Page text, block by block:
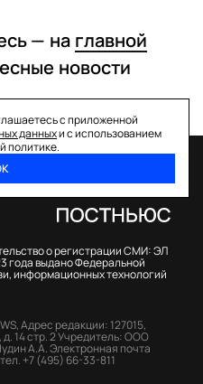
— на главной
новости
с приложенной
данныхи с использованием
политике.
о регистрации СМИ: ЭЛ
года выдано Федеральной
информационных технологий
Адрес редакции: 127015,
14 стр. 2Учредитель: ООО
А.А.Электронная почта
тел. +7 (495) 66-33-811